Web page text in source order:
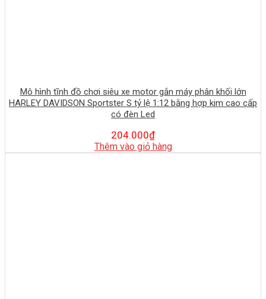
Mô hình tĩnh đồ chơi siêu xe motor gắn máy phân khối lớn
HARLEY DAVIDSON Sportster S tỷ lệ 1:12 bằng hợp kim cao cấp
có đèn Led
204.000₫
Thêm vào giỏ hàng